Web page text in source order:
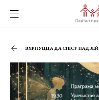
ВЯРНУЦЦА ДА СПІСУ ПАДЗЕЙ